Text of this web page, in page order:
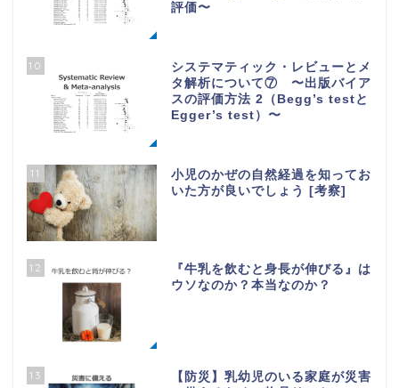
評価〜
10
システマティック・レビューとメ
タ解析について⑦ 〜出版バイア
スの評価方法 2（Begg’s testと
Egger’s test）〜
11
小児のかぜの自然経過を知ってお
いた方が良いでしょう [考察]
12
『牛乳を飲むと身長が伸びる』は
ウソなのか？本当なのか？
13
【防災】乳幼児のいる家庭が災害